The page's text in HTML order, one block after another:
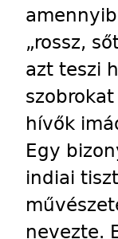
„rossz,
azt teszi
hívők
Egy
indiai
nevezte.